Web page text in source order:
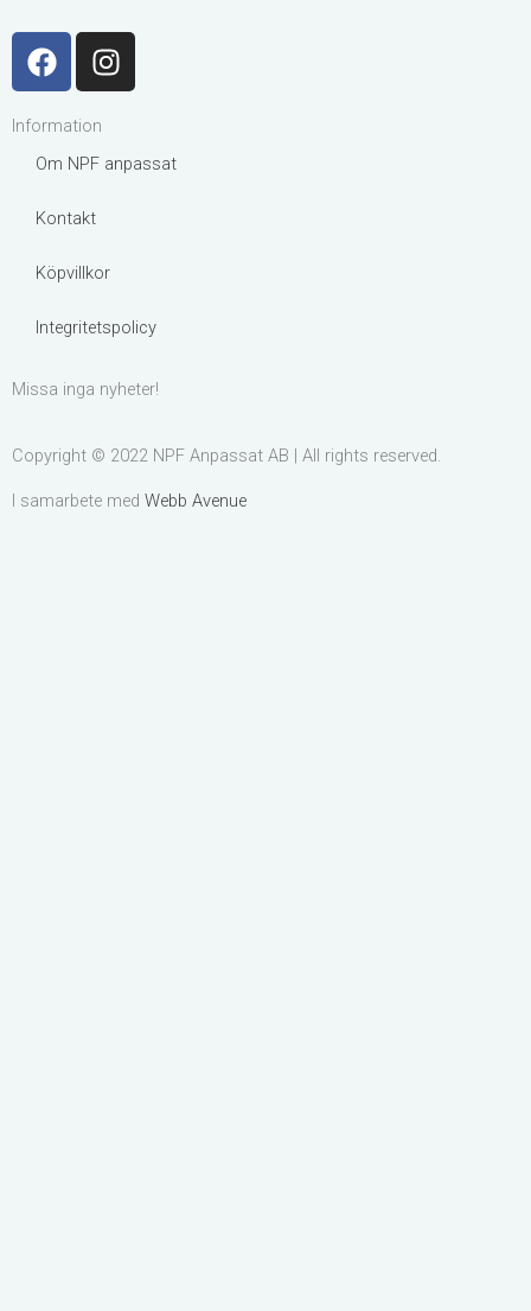
F
a
e
b
o
I
n
a
m
Information
Om NPF anpassat
Kontakt
Köpvillkor
Integritetspolicy
Missa inga nyheter!
Copyright © 2022 NPF Anpassat AB | All rights reserved.
I samarbete med Webb Avenue